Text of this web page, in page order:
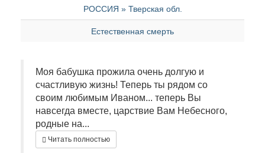
РОССИЯ » Тверская обл.
Естественная смерть
Моя бабушка прожила очень долгую и
счастливую жизнь! Теперь ты рядом со
своим любимым Иваном... теперь Вы
навсегда вместе, царствие Вам Небесного,
родные на...
Читать полностью